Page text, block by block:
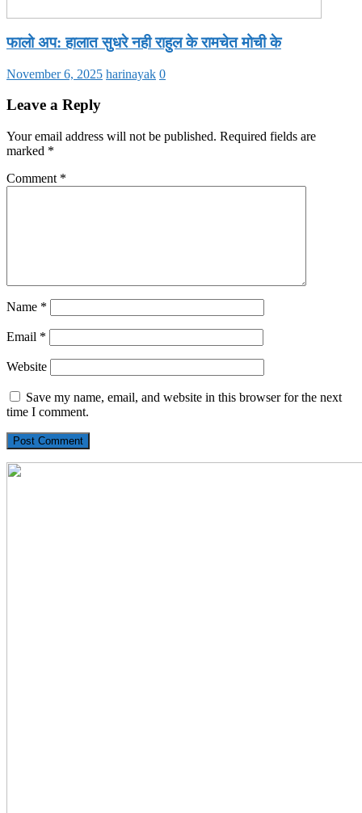
फालो अप: हालात सुधरे नही राहुल के रामचेत मोची के
November 6, 2025 harinayak 0
Leave a Reply
Your email address will not be published. Required fields are
marked *
Comment *
Name *
Email *
Website
Save my name, email, and website in this browser for the next
time I comment.